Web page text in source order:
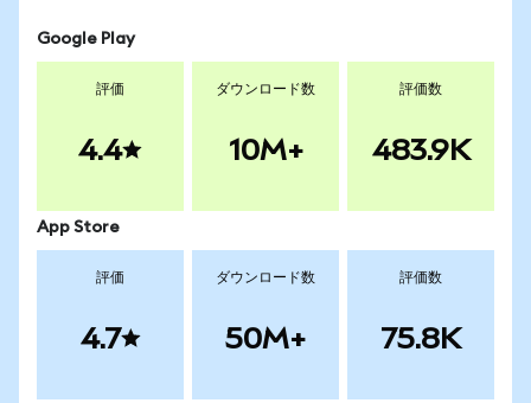
Google Play
評価
4.4
ダウンロード数
10M+
評価数
483.9K
App Store
評価
4.7
ダウンロード数
50M+
評価数
75.8K